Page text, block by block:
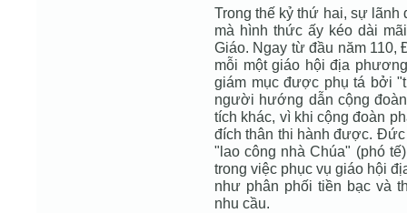
Trong thế kỷ thứ hai, sự lãnh
mà hình thức ấy kéo dài
Giáo. Ngay từ đầu năm 110,
mỗi một giáo hội địa
giám mục được phụ tá bởi
người hướng dẫn cộng
tích khác, vì khi cộng đoàn
đích thân thi hành được.
"lao công nhà Chúa" (phó
trong việc phục vụ giáo hội
như phân phối tiền bạc và
nhu cầu.